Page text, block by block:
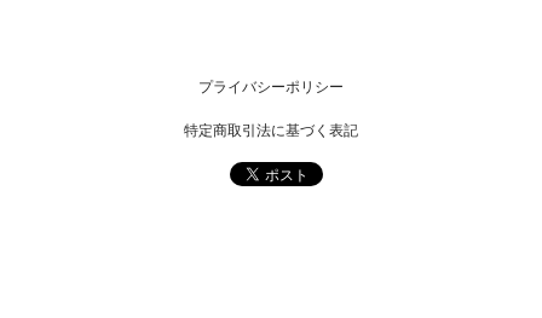
プライバシーポリシー
特定商取引法に基づく表記